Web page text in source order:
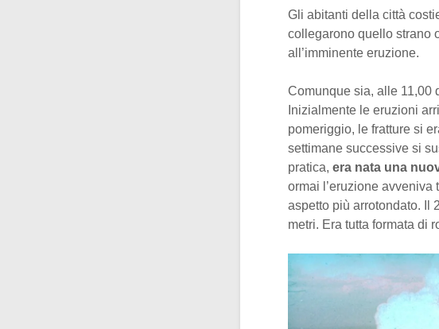
Gli abitanti della città
collegarono quello strano
all’imminente eruzione.
Comunque sia, alle 11,00
Inizialmente le eruzioni
pomeriggio, le fratture si
settimane successive si
pratica, era nata una
ormai l’eruzione avveniva
aspetto più arrotondato. Il
metri. Era tutta formata di